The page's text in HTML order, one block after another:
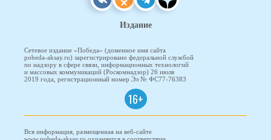
Издание
Сетевое издание «Победа» (доменное имя сайта
pobeda-aksay.ru) зарегистрировано федеральной службой
по надзору в сфере связи, информационных технологий
и массовых коммуникаций (Роскомнадзор) 26 июля
2019 года, регистрационный номер Эл № ФС77-76383
16+
Вся информация, размещенная на веб-сайте